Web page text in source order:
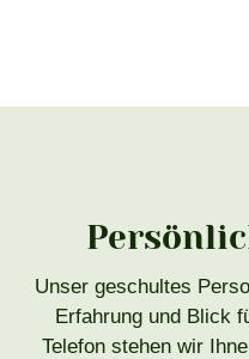
Unser geschultes
Erfahrung und Blick
Telefon stehen wir